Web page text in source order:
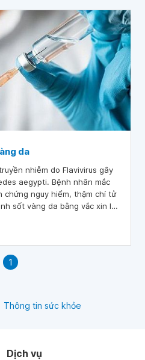
da
nhiễm do Flavivirus gây
aegypti. Bệnh nhân mắc
chứng nguy hiểm, thậm chí tử
sốt vàng da bằng vắc xin là
1
Thông tin sức khỏe
Dịch vụ